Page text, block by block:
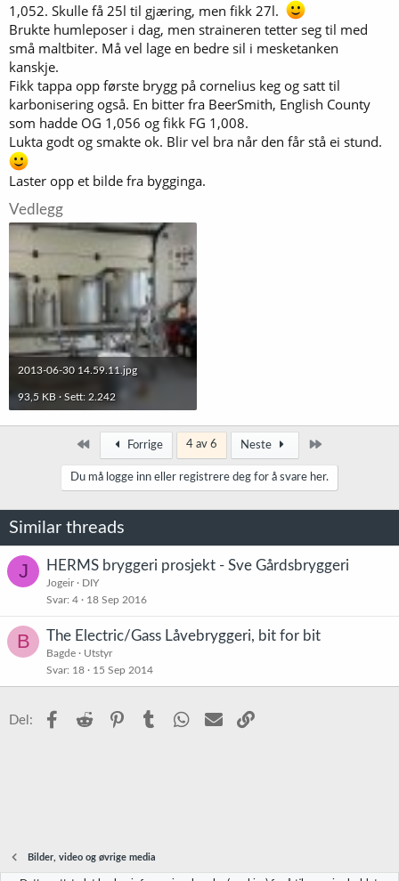
1,052. Skulle få 25l til gjæring, men fikk 27l.
Brukte humleposer i dag, men straineren tetter seg til med
små maltbiter. Må vel lage en bedre sil i mesketanken
kanskje.
Fikk tappa opp første brygg på cornelius keg og satt til
karbonisering også. En bitter fra BeerSmith, English County
som hadde OG 1,056 og fikk FG 1,008.
Lukta godt og smakte ok. Blir vel bra når den får stå ei stund.
Laster opp et bilde fra bygginga.
Vedlegg
2013-06-30 14.59.11.jpg
93,5 KB · Sett: 2.242
Først Forrige 4 av 6 Neste
Du må logge inn eller registrere deg for å svare her.
Similar threads
J HERMS bryggeri prosjekt - Sve Gårdsbryggeri
Jogeir
DIY
Svar 4 18 Sep 2016
B The Electric/Gass Låvebryggeri, bit for bit
Bagde
Utstyr
Svar 18 15 Sep 2014
Del: Facebook
Reddit PinterestTumblr WhatsApp
E-post
Bilder, video og øvrige media